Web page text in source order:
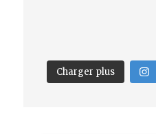
Charger plus